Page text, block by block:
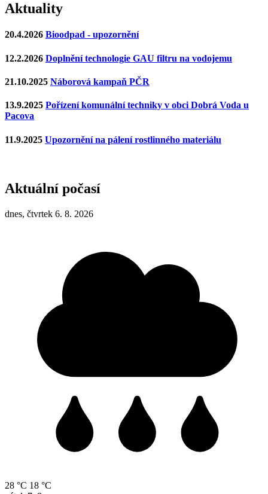
Aktuality
20.4.2026 Bioodpad - upozornění
12.2.2026 Doplnění technologie GAU filtru na vodojemu
21.10.2025 Náborová kampaň PČR
13.9.2025 Pořízení komunální techniky v obci Dobrá Voda u
Pacova
11.9.2025 Upozornění na pálení rostlinného materiálu
Aktuální počasí
dnes, čtvrtek 6. 8. 2026
28 °C 18 °C